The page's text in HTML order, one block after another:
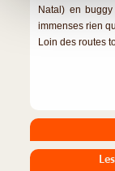
Natal) en
immenses rien
Loin des routes